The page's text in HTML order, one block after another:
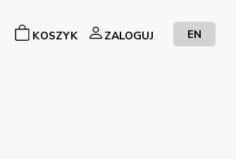
KOSZYK ZALOGUJ EN